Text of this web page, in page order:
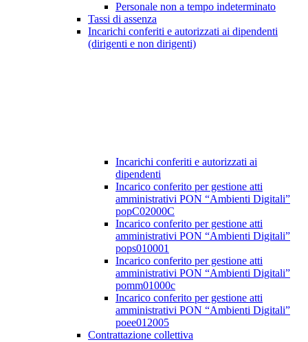
Personale non a tempo indeterminato
Tassi di assenza
Incarichi conferiti e autorizzati ai dipendenti
(dirigenti e non dirigenti)
Incarichi conferiti e autorizzati ai
dipendenti
Incarico conferito per gestione atti
amministrativi PON “Ambienti Digitali”
popC02000C
Incarico conferito per gestione atti
amministrativi PON “Ambienti Digitali”
pops010001
Incarico conferito per gestione atti
amministrativi PON “Ambienti Digitali”
pomm01000c
Incarico conferito per gestione atti
amministrativi PON “Ambienti Digitali”
poee012005
Contrattazione collettiva